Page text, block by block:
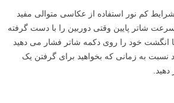
کم نور استفاده از عکاسی متوالی مفید
شاتر پایین وقتی دوربین را با دست گرفته
انگشت خود را روی دکمه شاتر فشار می دهید
نسبت به زمانی که بخواهید برای گرفتن یک